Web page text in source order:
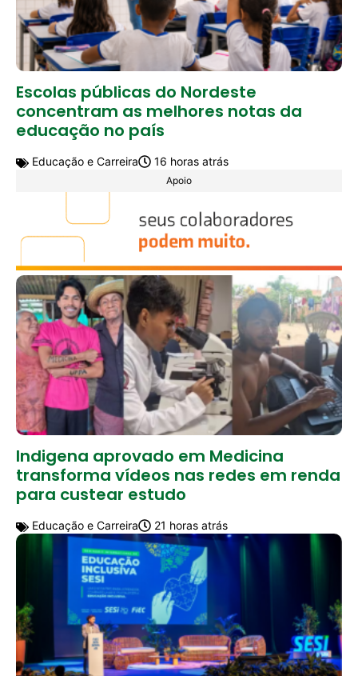
Escolas públicas do Nordeste
concentram as melhores notas da
educação no país
Educação e Carreira 16 horas atrás
Apoio
Indigena aprovado em Medicina
transforma vídeos nas redes em renda
para custear estudo
Educação e Carreira 21 horas atrás